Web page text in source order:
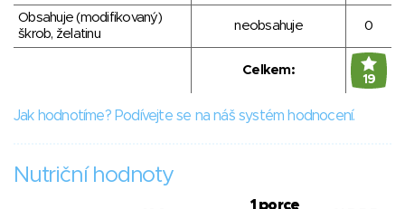
Obsahuje (modifikovaný)
škrob, želatinu
neobsahuje 0
Celkem:
19
Jak hodnotíme? Podívejte se na náš systém hodnocení.
Nutriční hodnoty
1 porce